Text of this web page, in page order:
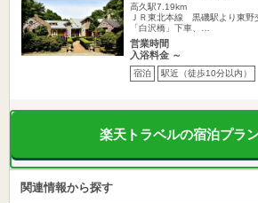
高久駅7.19km
ＪＲ東北本線 黒磯駅より東野
「白沢橋」下車、…
営業時間
入浴料金 ～
宿泊 駅近（徒歩10分以内）
楽天トラベルの宿泊プラ
関連情報から探す